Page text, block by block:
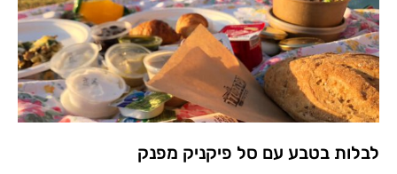
לבלות בטבע עם סל פיקניק מפנק